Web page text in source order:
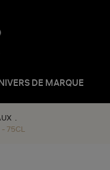
DE MARQUE
- 75CL